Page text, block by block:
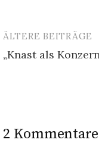
ÄLTERE BEITRÄGE
„Knast als
2 Kommentare